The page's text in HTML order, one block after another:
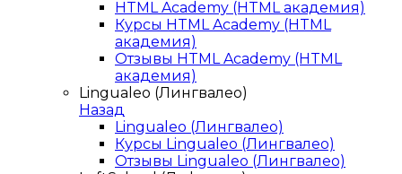
HTML Academy (HTML академия)
Курсы HTML Academy (HTML
академия)
Отзывы HTML Academy (HTML
академия)
Lingualeo (Лингвалео)
Назад
Lingualeo (Лингвалео)
Курсы Lingualeo (Лингвалео)
Отзывы Lingualeo (Лингвалео)